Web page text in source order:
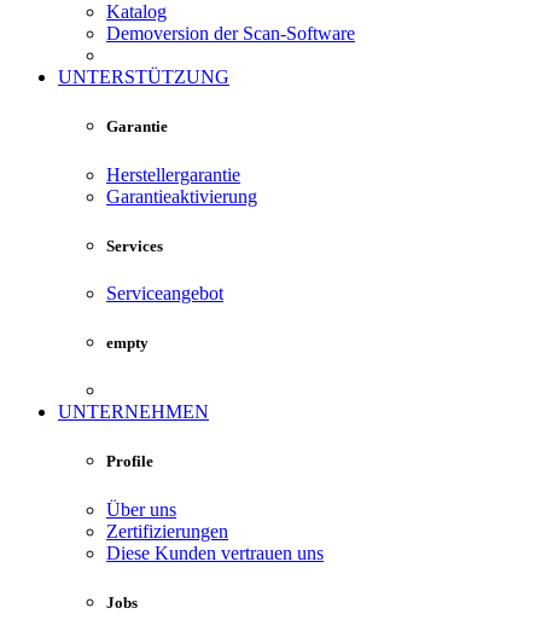
Katalog
Demoversion der Scan-Software
UNTERSTÜTZUNG
Garantie
Herstellergarantie
Garantieaktivierung
Services
Serviceangebot
empty
UNTERNEHMEN
Profile
Über uns
Zertifizierungen
Diese Kunden vertrauen uns
Jobs